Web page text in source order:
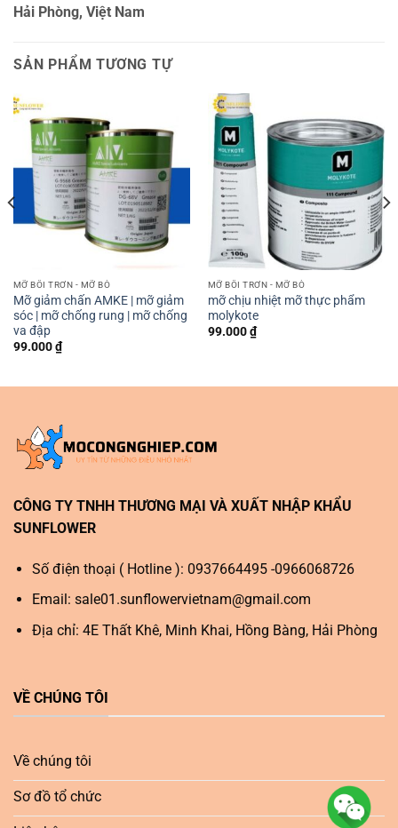
Hải Phòng, Việt Nam
SẢN PHẨM TƯƠNG TỰ
MỠ BÔI TRƠN - MỠ BÒ
Mỡ giảm chấn AMKE | mỡ giảm
sóc | mỡ chống rung | mỡ chống
va đập
99.000₫
MỠ BÔI TRƠN - MỠ BÒ
mỡ chịu nhiệt mỡ thực phẩm
molykote
99.000₫
CÔNG TY TNHH THƯƠNG MẠI VÀ XUẤT NHẬP KHẨU
SUNFLOWER
Số điện thoại ( Hotline ): 0937664495 -0966068726
Email: sale01.sunflowervietnam@gmail.com
Địa chỉ: 4E Thất Khê, Minh Khai, Hồng Bàng, Hải Phòng
VỀ CHÚNG TÔI
Về chúng tôi
Sơ đồ tổ chức